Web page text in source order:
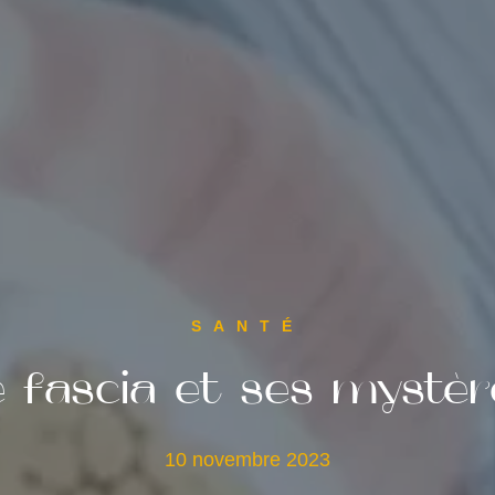
SANTÉ
fascia et ses
10 novembre 2023